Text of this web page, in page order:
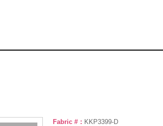
Fabric #： KKP3399-D